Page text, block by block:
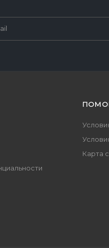
Карта